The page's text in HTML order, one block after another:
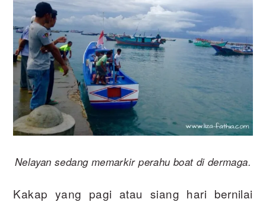
Nelayan sedang memarkir perahu boat di dermaga.
Kakap yang pagi atau siang hari bernilai